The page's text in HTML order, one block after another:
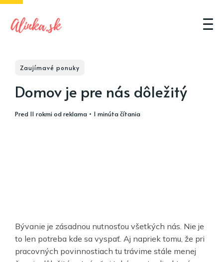
Zaujímavé ponuky
Domov je pre nás dôležitý
pred 11 rokmiodreklama • 1 minúta čítania
Bývanie je zásadnou nutnosťou všetkých nás. Nie je
to len potreba kde sa vyspať. Aj napriek tomu, že pri
pracovných povinnostiach tu trávime stále menej